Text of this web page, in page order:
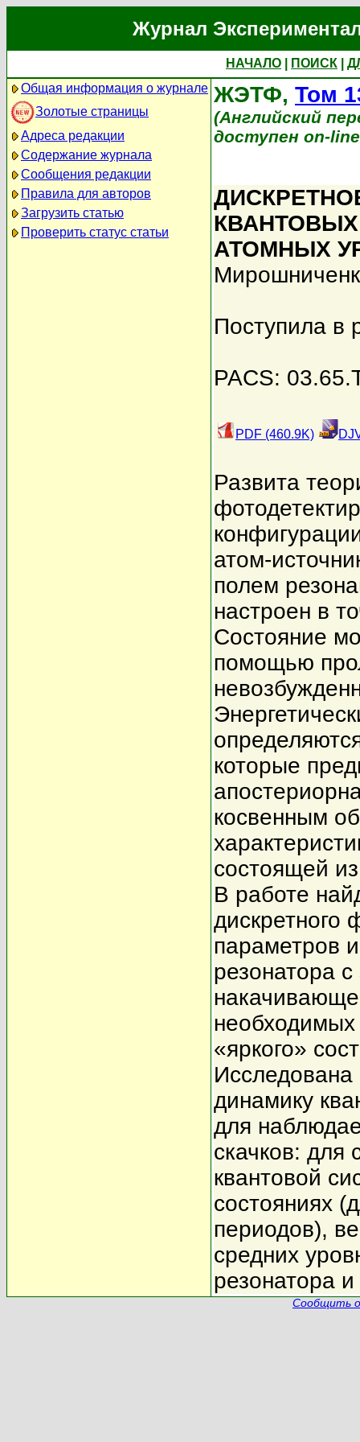
Журнал
НАЧАЛО ПОИСК
Общая информация о журнале
Золотые страницы
Адреса редакции
Содержание журнала
Сообщения редакции
Правила для авторов
Загрузить статью
Проверить статус статьи
ЖЭТФ, Том
(Английский
доступен on-
АТОМНЫХ
Поступила в
PACS:
PDF (460.9K)
Развита
атом-
полем
настроен в
Состояние
помощью
которые
косвенным
состоящей
В работе
дискретного
параметров
резонатора
необходимых
«яркого»
динамику
для
скачков: для
квантовой
состояниях
периодов),
средних
резонатора
Сообщить о